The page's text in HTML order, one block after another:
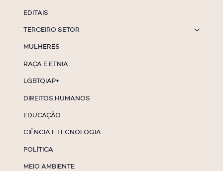
EDITAIS
TERCEIRO SETOR
MULHERES
RAÇA E ETNIA
LGBTQIAP+
DIREITOS HUMANOS
EDUCAÇÃO
CIÊNCIA E TECNOLOGIA
POLÍTICA
MEIO AMBIENTE